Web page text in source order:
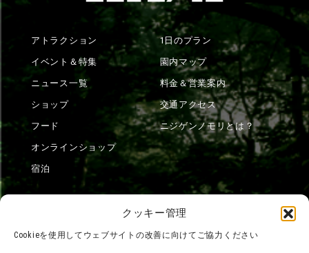
クッキー管理
Cookieを使用してウェブサイトの改善に向けてご協力ください
アトラクション
イベント＆特集
ニュース一覧
ショップ
フード
オンラインショップ
宿泊
1日のプラン
園内マップ
料金＆営業案内
交通アクセス
ニジゲンノモリとは？